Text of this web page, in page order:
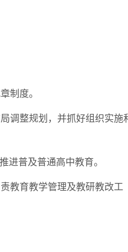
制度。
调整规划，并抓好组织实施
进普及普通高中教育。
教育教学管理及教研教改工